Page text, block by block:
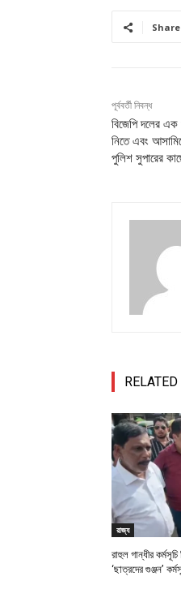
Share
পূর্ববর্তী নিবন্ধ
বিজেপি দলের এক
নিতে এবং
পুলিশ সুপারের
রাজ্য
রাহুল গান্ধীর কর্মসূচি
‘ছাত্রদের গুঞ্জন’